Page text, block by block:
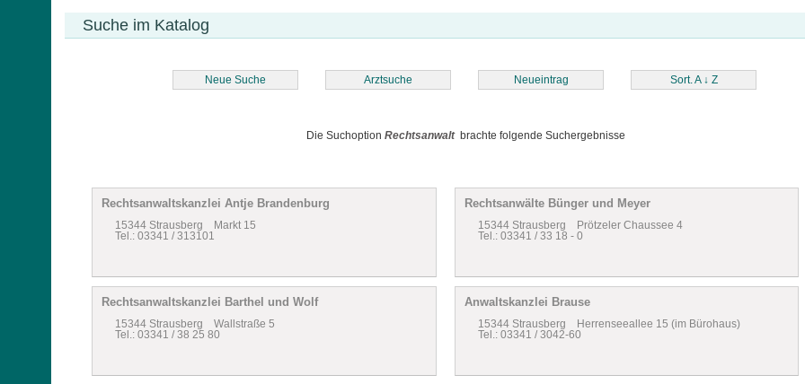
Suche im Katalog
Neue Suche Arztsuche Neueintrag Sort. A ↓ Z
Die Suchoption Rechtsanwaltbrachte folgende Suchergebnisse
Rechtsanwaltskanzlei Antje Brandenburg
15344 Strausberg Markt 15
Tel.: 03341 / 313101
Rechtsanwälte Bünger und Meyer
15344 Strausberg Prötzeler Chaussee 4
Tel.: 03341 / 33 18 - 0
Rechtsanwaltskanzlei Barthel und Wolf
15344 Strausberg Wallstraße 5
Tel.: 03341 / 38 25 80
Anwaltskanzlei Brause
15344 Strausberg Herrenseeallee 15 (im Bürohaus)
Tel.: 03341 / 3042-60